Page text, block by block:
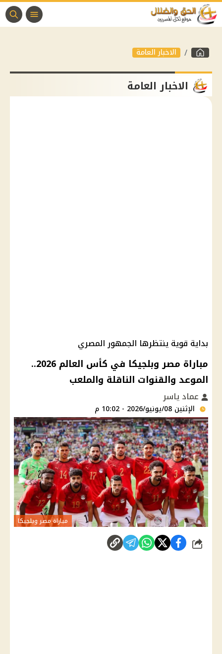
الاخبار العامة
الاخبار العامة
بداية قوية ينتظرها الجمهور المصري
مباراة مصر وبلجيكا في كأس العالم 2026..
الموعد والقنوات الناقلة والملعب
عماد ياسر
الإثنين 08/يونيو/2026 - 10:02 م
مباراة مصر وبلجيكا
شارك